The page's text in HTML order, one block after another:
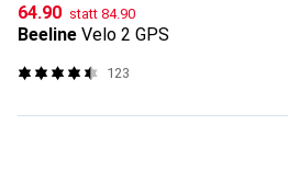
CHF
64.90 statt CHF
84.90
Beeline Velo 2 GPS
123